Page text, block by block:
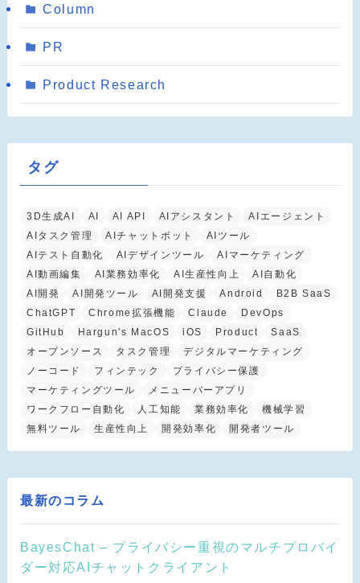
Column
PR
Product Research
タグ
3D生成AI AI AI API AIアシスタント
AIエージェント
AIタスク管理
AIチャットボット
AIツール
AIテスト自動化
AIデザインツール
AIマーケティング
AI動画編集
AI業務効率化 AI生産性向上
AI自動化
AI開発
AI開発ツール AI開発支援 Android
B2B SaaS
ChatGPT
Chrome拡張機能 Claude
DevOps
GitHub
Hargun's MacOS iOS Product
SaaS
オープンソース
タスク管理
デジタルマーケティング
ノーコード
フィンテック
プライバシー保護
マーケティングツール
メニューバーアプリ
ワークフロー自動化
人工知能 業務効率化
機械学習
無料ツール
生産性向上 開発効率化 開発者ツール
最新のコラム
BayesChat – プライバシー重視のマルチプロバイ
ダー対応AIチャットクライアント